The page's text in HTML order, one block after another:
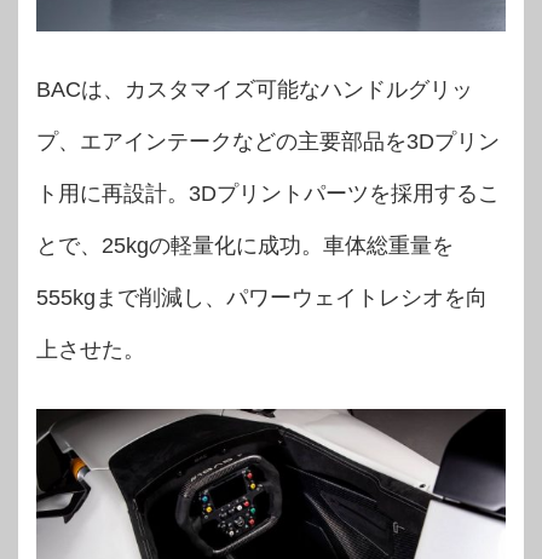
BACは、カスタマイズ可能なハンドルグリッ
プ、エアインテークなどの主要部品を3Dプリン
ト用に再設計。3Dプリントパーツを採用するこ
とで、25kgの軽量化に成功。車体総重量を
555kgまで削減し、パワーウェイトレシオを向
上させた。